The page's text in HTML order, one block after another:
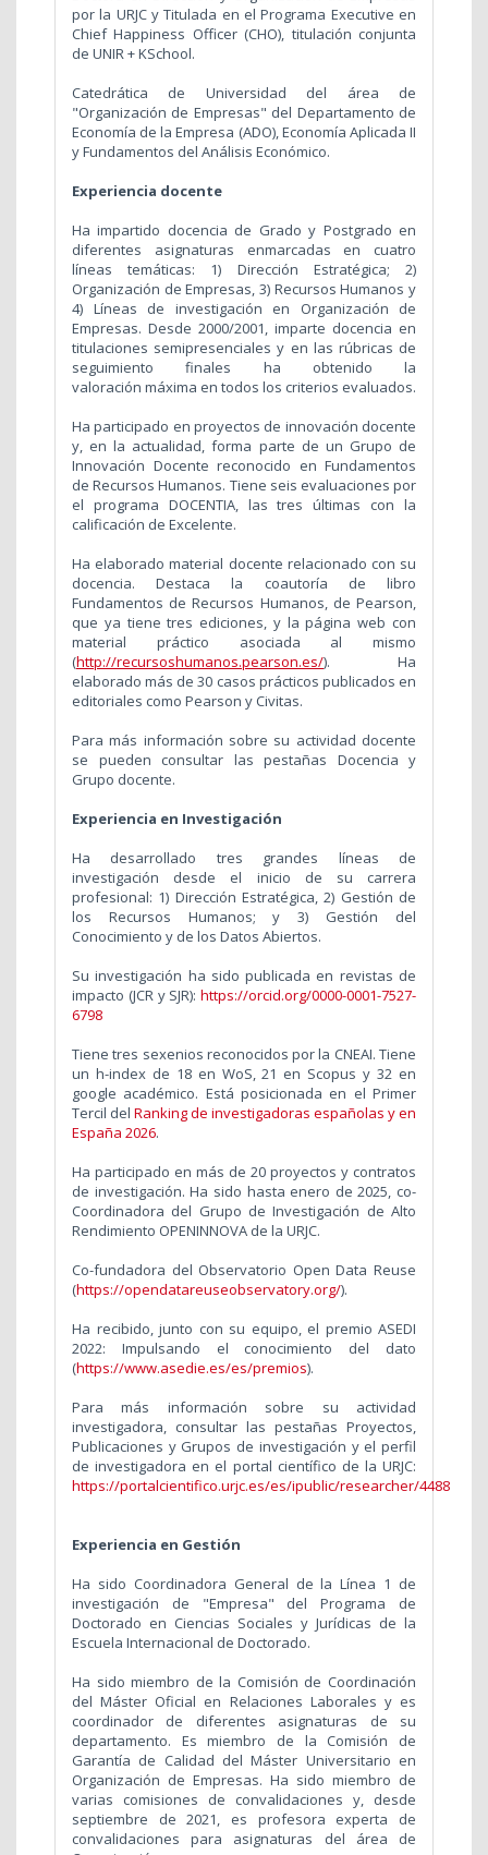
por la URJC y Titulada en el Programa Executive en
Chief Happiness Officer (CHO), titulación conjunta
de UNIR + KSchool.
Catedrática de Universidad del área de
"Organización de Empresas" del Departamento de
Economía de la Empresa (ADO), Economía Aplicada II
y Fundamentos del Análisis Económico.
Experiencia docente
Ha impartido docencia de Grado y Postgrado en
diferentes asignaturas enmarcadas en cuatro
líneas temáticas: 1) Dirección Estratégica; 2)
Organización de Empresas, 3) Recursos Humanos y
4) Líneas de investigación en Organización de
Empresas. Desde 2000/2001, imparte docencia en
titulaciones semipresenciales y en las rúbricas de
seguimiento finales ha obtenido la
valoración máxima en todos los criterios evaluados.
Ha participado en proyectos de innovación docente
y, en la actualidad, forma parte de un Grupo de
Innovación Docente reconocido en Fundamentos
de Recursos Humanos. Tiene seis evaluaciones por
el programa DOCENTIA, las tres últimas con la
calificación de Excelente.
Ha elaborado material docente relacionado con su
docencia. Destaca la coautoría de libro
Fundamentos de Recursos Humanos, de Pearson,
que ya tiene tres ediciones, y la página web con
material práctico asociada al mismo
(http://recursoshumanos.pearson.es/). Ha
elaborado más de 30 casos prácticos publicados en
editoriales como Pearson y Civitas.
Para más información sobre su actividad docente
se pueden consultar las pestañas Docencia y
Grupo docente.
Experiencia en Investigación
Ha desarrollado tres grandes líneas de
investigación desde el inicio de su carrera
profesional: 1) Dirección Estratégica, 2) Gestión de
los Recursos Humanos; y 3) Gestión del
Conocimiento y de los Datos Abiertos.
Su investigación ha sido publicada en revistas de
impacto (JCR y SJR): https://orcid.org/0000-0001-7527-
6798
Tiene tres sexenios reconocidos por la CNEAI. Tiene
un h-index de 18 en WoS, 21 en Scopus y 32 en
google académico. Está posicionada en el Primer
Tercil del Ranking de investigadoras españolas y en
España 2026.
Ha participado en más de 20 proyectos y contratos
de investigación. Ha sido hasta enero de 2025, co-
Coordinadora del Grupo de Investigación de Alto
Rendimiento OPENINNOVA de la URJC.
Co-fundadora del Observatorio Open Data Reuse
(https://opendatareuseobservatory.org/).
Ha recibido, junto con su equipo, el premio ASEDI
2022: Impulsando el conocimiento del dato
(https://www.asedie.es/es/premios).
Para más información sobre su actividad
investigadora, consultar las pestañas Proyectos,
Publicaciones y Grupos de investigación y el perfil
de investigadora en el portal científico de la URJC:
https://portalcientifico.urjc.es/es/ipublic/researcher/4488
Experiencia en Gestión
Ha sido Coordinadora General de la Línea 1 de
investigación de "Empresa" del Programa de
Doctorado en Ciencias Sociales y Jurídicas de la
Escuela Internacional de Doctorado.
Ha sido miembro de la Comisión de Coordinación
del Máster Oficial en Relaciones Laborales y es
coordinador de diferentes asignaturas de su
departamento. Es miembro de la Comisión de
Garantía de Calidad del Máster Universitario en
Organización de Empresas. Ha sido miembro de
varias comisiones de convalidaciones y, desde
septiembre de 2021, es profesora experta de
convalidaciones para asignaturas del área de